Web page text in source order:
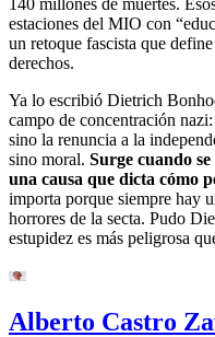
140 millones de muertes.
estaciones del MIO con
un retoque fascista que
derechos.
Ya lo escribió Dietrich
campo de concentración
sino la renuncia a la
sino moral. Surge cuando
una causa que dicta cómo
importa porque siempre hay
horrores de la secta. Pudo
estupidez es más peligrosa
Alberto Castro